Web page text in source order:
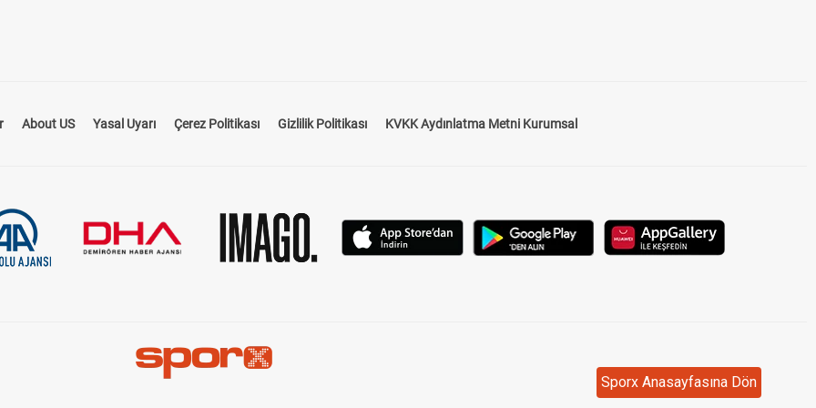
ve analizler içerir.
her gün düzenlenir ve güncel yarış bilgilerini içerir.
atlar, pist türü ve hava koşulları gibi kritik bilgiler bu
Sporx Anasayfasına Dön
About US Yasal Uyarı Çerez Politikası Gizlilik Politikası KVKK Aydınlatma Metni Kurumsal